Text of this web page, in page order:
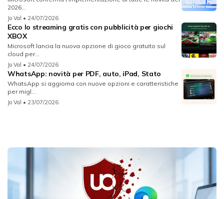
2026...
Jo Val • 24/07/2026
Ecco lo streaming gratis con pubblicità per giochi
XBOX
Microsoft lancia la nuova opzione di gioco gratuito sul
cloud per...
Jo Val • 24/07/2026
WhatsApp: novità per PDF, auto, iPad, Stato
WhatsApp si aggiorna con nuove opzioni e caratteristiche
per migl...
Jo Val • 23/07/2026